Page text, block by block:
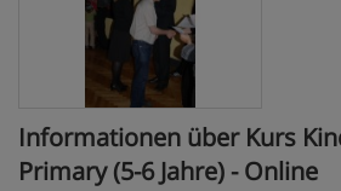
Informationen über Kurs
Primary (5-6 Jahre) - Online